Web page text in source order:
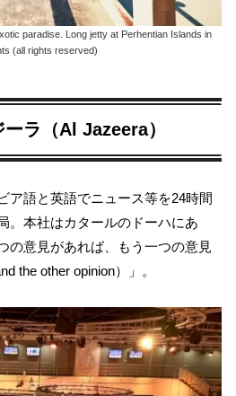
paradise. Long jetty at Perhentian Islands in
(all rights reserved)
ラ（Al Jazeera）
ア語と英語でニュース等を24時間
。本社はカタールのドーハにあ
の意見があれば、もう一つの意見
the other opinion）」。